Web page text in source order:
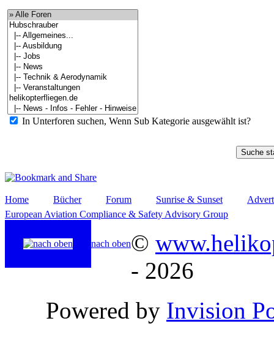
In Unterforen suchen, Wenn Sub Kategorie ausgewählt ist?
Home Bücher Forum Sunrise & Sunset
European Aviation Compliance & Safety Advisory Group
nach oben©
- 2026
Powered by Invision